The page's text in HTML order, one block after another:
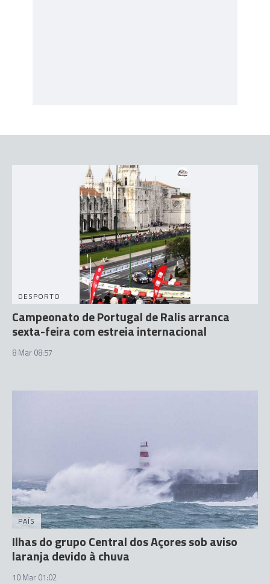
DESPORTO
Campeonato de Portugal de Ralis arranca
sexta-feira com estreia internacional
8 Mar 08:57
PAÍS
Ilhas do grupo Central dos Açores sob aviso
laranja devido à chuva
10 Mar 01:02